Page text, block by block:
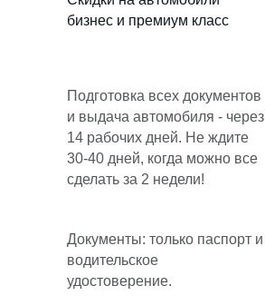
бизнес и премиум класс
Подготовка всех документов
и выдача автомобиля - через
14 рабочих дней. Не ждите
30-40 дней, когда можно все
сделать за 2 недели!
Документы: только паспорт и
водительское
удостоверение.